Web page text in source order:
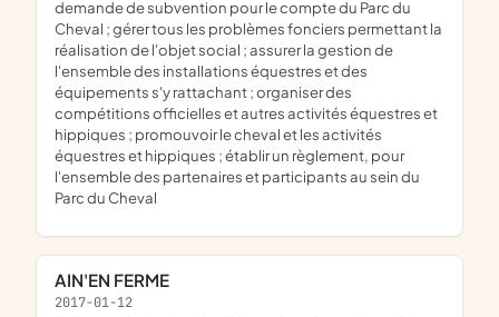
demande de subvention pour le compte du Parc du
Cheval ; gérer tous les problèmes fonciers permettant la
réalisation de l'objet social ; assurer la gestion de
l'ensemble des installations équestres et des
équipements s'y rattachant ; organiser des
compétitions officielles et autres activités équestres et
hippiques ; promouvoir le cheval et les activités
équestres et hippiques ; établir un règlement, pour
l'ensemble des partenaires et participants au sein du
Parc du Cheval
AIN'EN FERME
2017-01-12